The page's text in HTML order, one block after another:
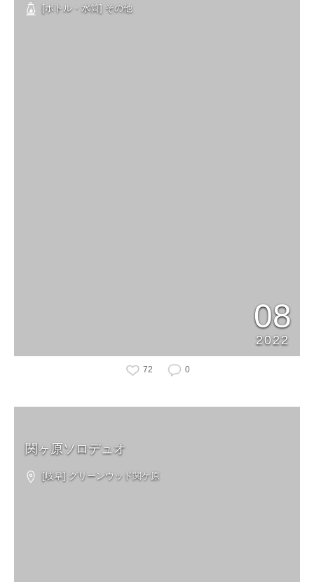
[ボトル・水筒] その他
08
2022
72 0
関ヶ原ソロデュオ
[岐阜] グリーンウッド関ケ原